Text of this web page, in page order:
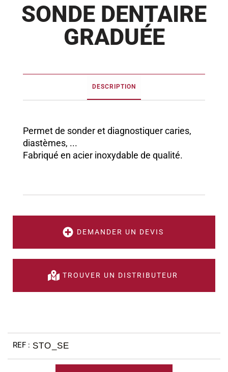
SONDE DENTAIRE
GRADUÉE
DESCRIPTION
Permet de sonder et diagnostiquer caries,
diastèmes, ...
Fabriqué en acier inoxydable de qualité.
DEMANDER UN DEVIS
TROUVER UN DISTRIBUTEUR
STO_SE